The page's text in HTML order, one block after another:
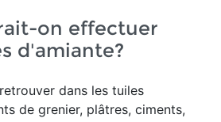
on effectuer
d'amiante?
dans les tuiles
de grenier, plâtres, ciments,